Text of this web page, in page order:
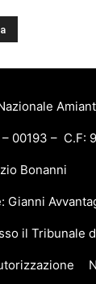
00193 – C.F:
Bonanni
Gianni
il Tribunale